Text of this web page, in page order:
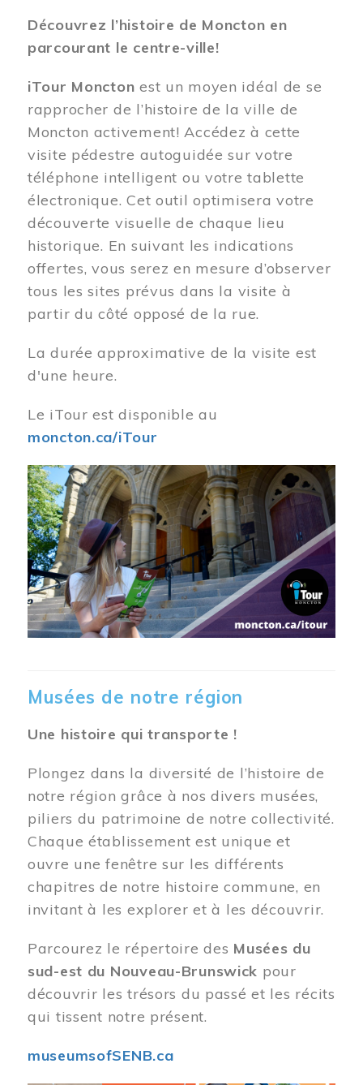
Découvrez l’histoire de Moncton en
parcourant le centre-ville!
iTour Moncton est un moyen idéal de se
rapprocher de l’histoire de la ville de
Moncton activement! Accédez à cette
visite pédestre autoguidée sur votre
téléphone intelligent ou votre tablette
électronique. Cet outil optimisera votre
découverte visuelle de chaque lieu
historique. En suivant les indications
offertes, vous serez en mesure d’observer
tous les sites prévus dans la visite à
partir du côté opposé de la rue.
La durée approximative de la visite est
d'une heure.
Le iTour est disponible au
moncton.ca/iTour
Musées de notre région
Une histoire qui transporte !
Plongez dans la diversité de l’histoire de
notre région grâce à nos divers musées,
piliers du patrimoine de notre collectivité.
Chaque établissement est unique et
ouvre une fenêtre sur les différents
chapitres de notre histoire commune, en
invitant à les explorer et à les découvrir.
Parcourez le répertoire des Musées du
sud-est du Nouveau-Brunswick pour
découvrir les trésors du passé et les récits
qui tissent notre présent.
museumsofSENB.ca